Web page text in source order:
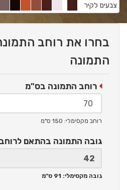
צבעים לקיר
בחרו את רוחב
התמונה
רוחב התמונה בס"מ
רוחב מקסימלי: 150 ס"מ
גובה התמונה בהתאם לרוחב
גובה מקסימלי: 91 ס"מ